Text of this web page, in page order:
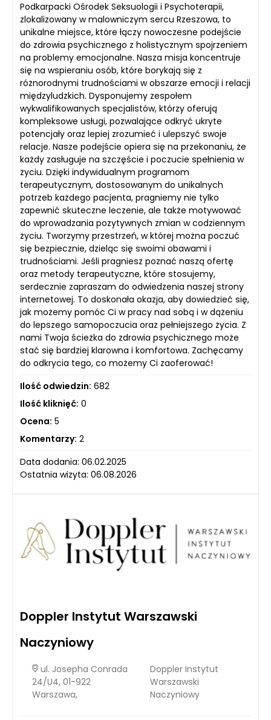
Podkarpacki Ośrodek Seksuologii i Psychoterapii,
zlokalizowany w malowniczym sercu Rzeszowa, to
unikalne miejsce, które łączy nowoczesne podejście
do zdrowia psychicznego z holistycznym spojrzeniem
na problemy emocjonalne. Nasza misja koncentruje
się na wspieraniu osób, które borykają się z
różnorodnymi trudnościami w obszarze emocji i relacji
międzyludzkich. Dysponujemy zespołem
wykwalifikowanych specjalistów, którzy oferują
kompleksowe usługi, pozwalające odkryć ukryte
potencjały oraz lepiej zrozumieć i ulepszyć swoje
relacje. Nasze podejście opiera się na przekonaniu, że
każdy zasługuje na szczęście i poczucie spełnienia w
życiu. Dzięki indywidualnym programom
terapeutycznym, dostosowanym do unikalnych
potrzeb każdego pacjenta, pragniemy nie tylko
zapewnić skuteczne leczenie, ale także motywować
do wprowadzania pozytywnych zmian w codziennym
życiu. Tworzymy przestrzeń, w której można poczuć
się bezpiecznie, dzieląc się swoimi obawami i
trudnościami. Jeśli pragniesz poznać naszą ofertę
oraz metody terapeutyczne, które stosujemy,
serdecznie zapraszam do odwiedzenia naszej strony
internetowej. To doskonała okazja, aby dowiedzieć się,
jak możemy pomóc Ci w pracy nad sobą i w dążeniu
do lepszego samopoczucia oraz pełniejszego życia. Z
nami Twoja ścieżka do zdrowia psychicznego może
stać się bardziej klarowna i komfortowa. Zachęcamy
do odkrycia tego, co możemy Ci zaoferować!
Ilość odwiedzin: 682
Ilość kliknięć: 0
Ocena: 5
Komentarzy: 2
Data dodania: 06.02.2025
Ostatnia wizyta: 06.08.2026
Doppler Instytut Warszawski
Naczyniowy
ul. Josepha Conrada
24/U4, 01-922
Warszawa,
Doppler Instytut
Warszawski
Naczyniowy